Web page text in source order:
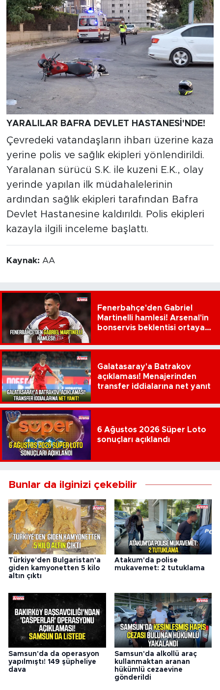
YARALILAR BAFRA DEVLET HASTANESİ'NDE!
Çevredeki vatandaşların ihbarı üzerine kaza
yerine polis ve sağlık ekipleri yönlendirildi.
Yaralanan sürücü S.K. ile kuzeni E.K., olay
yerinde yapılan ilk müdahalelerinin
ardından sağlık ekipleri tarafından Bafra
Devlet Hastanesine kaldırıldı. Polis ekipleri
kazayla ilgili inceleme başlattı.
Kaynak: AA
Fenerbahçe'den Gabriel
Martinelli hamlesi! Arsenal'in
bonservis beklentisi ortaya
Galatasaray'a Batrakov
açıklaması! Menajerinden
transfer iddialarına net yanıt
6 Ağustos 2026 Süper Loto
sonuçları açıklandı
Bunlar da ilginizi çekebilir
Türkiye'den Bulgaristan'a
giden kamyonetten 5 kilo
altın çıktı
Atakum'da polise
mukavemet: 2 tutuklama
Samsun'da da operasyon
yapılmıştı! 149 şüpheliye
dava
Samsun'da alkollü araç
kullanmaktan aranan
hükümlü cezaevine
gönderildi